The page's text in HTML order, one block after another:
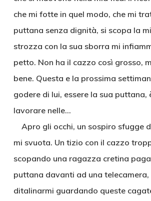
che mi fotte in quel modo, che mi
puttana senza dignità, si scopa la
strozza con la sua sborra mi
petto. Non ha il cazzo così grosso,
bene. Questa e la prossima
godere di lui, essere la sua puttana,
lavorare nelle…
Apro gli occhi, un sospiro sfugge
mi svuota. Un tizio con il cazzo
scopando una ragazza cretina
puttana davanti ad una telecamera,
ditalinarmi guardando queste